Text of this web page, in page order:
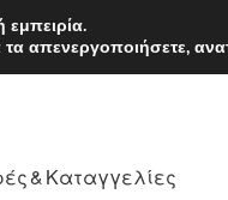
Δευτέρα-Παρ.
& Καταγγελίες
απενεργοποιήσετε,